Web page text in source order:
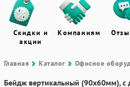
Скидки и
акции
Компаниям
Главная Каталог Офисное
Бейдж вертикальный (90х60мм), с